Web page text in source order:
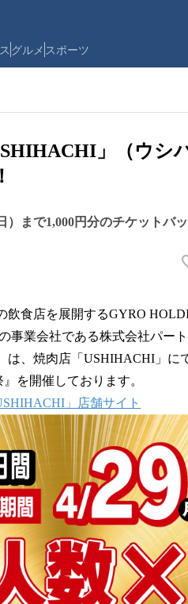
グルメ スポーツ
」（ウシ
まで1,000円分のチケットバ
飲食店を展開するGYRO
事業会社である株式会社パー
、焼肉店「USHIHACHI」に
を開催しております。
」店舗サイト